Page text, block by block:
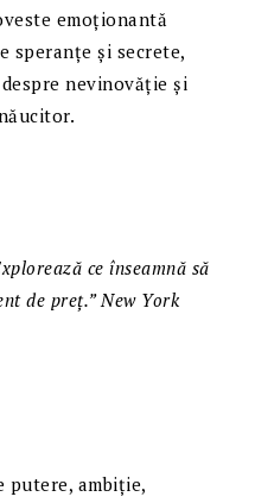
emoționantă
speranțe și secrete,
nevinovăție și
ce înseamnă să
de preț.” New York
putere, ambiție,